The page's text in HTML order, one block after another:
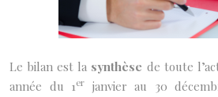
Le bilan est la synthèse de toute
année du 1er
janvier au 30